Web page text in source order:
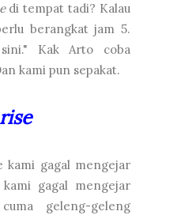
di tempat tadi? Kalau
berangkat jam 5.
Kak Arto coba
kami pun sepakat.
kami gagal mengejar
gagal mengejar
geleng-geleng